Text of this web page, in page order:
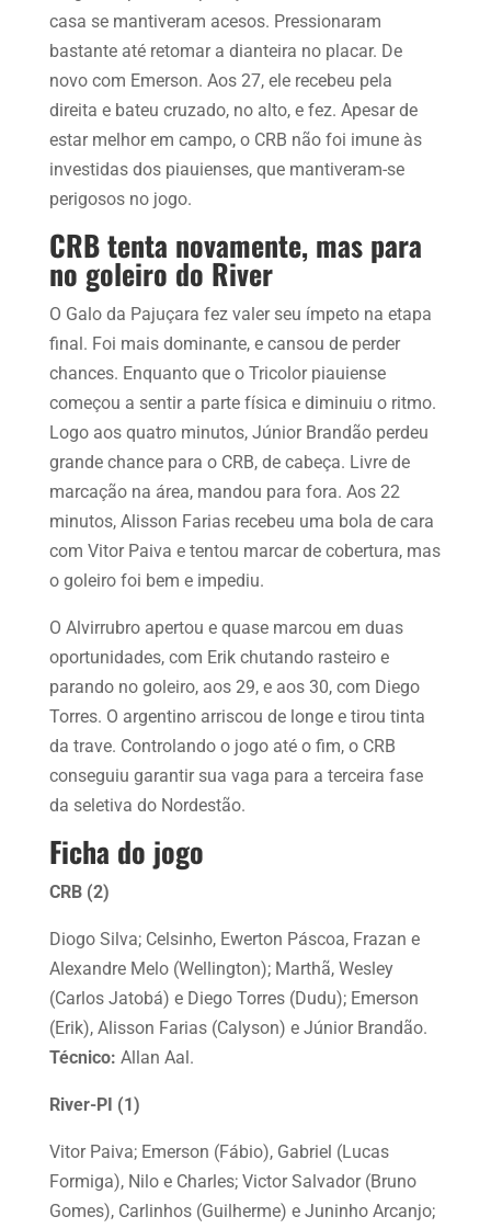
casa se mantiveram acesos. Pressionaram
bastante até retomar a dianteira no placar. De
novo com Emerson. Aos 27, ele recebeu pela
direita e bateu cruzado, no alto, e fez. Apesar de
estar melhor em campo, o CRB não foi imune às
investidas dos piauienses, que mantiveram-se
perigosos no jogo.
CRB tenta novamente, mas para
no goleiro do River
O Galo da Pajuçara fez valer seu ímpeto na etapa
final. Foi mais dominante, e cansou de perder
chances. Enquanto que o Tricolor piauiense
começou a sentir a parte física e diminuiu o ritmo.
Logo aos quatro minutos, Júnior Brandão perdeu
grande chance para o CRB, de cabeça. Livre de
marcação na área, mandou para fora. Aos 22
minutos, Alisson Farias recebeu uma bola de cara
com Vitor Paiva e tentou marcar de cobertura, mas
o goleiro foi bem e impediu.
O Alvirrubro apertou e quase marcou em duas
oportunidades, com Erik chutando rasteiro e
parando no goleiro, aos 29, e aos 30, com Diego
Torres. O argentino arriscou de longe e tirou tinta
da trave. Controlando o jogo até o fim, o CRB
conseguiu garantir sua vaga para a terceira fase
da seletiva do Nordestão.
Ficha do jogo
CRB (2)
Diogo Silva; Celsinho, Ewerton Páscoa, Frazan e
Alexandre Melo (Wellington); Marthã, Wesley
(Carlos Jatobá) e Diego Torres (Dudu); Emerson
(Erik), Alisson Farias (Calyson) e Júnior Brandão.
Técnico: Allan Aal.
River-PI (1)
Vitor Paiva; Emerson (Fábio), Gabriel (Lucas
Formiga), Nilo e Charles; Victor Salvador (Bruno
Gomes), Carlinhos (Guilherme) e Juninho Arcanjo;